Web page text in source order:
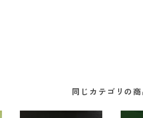
同じカテゴリの商